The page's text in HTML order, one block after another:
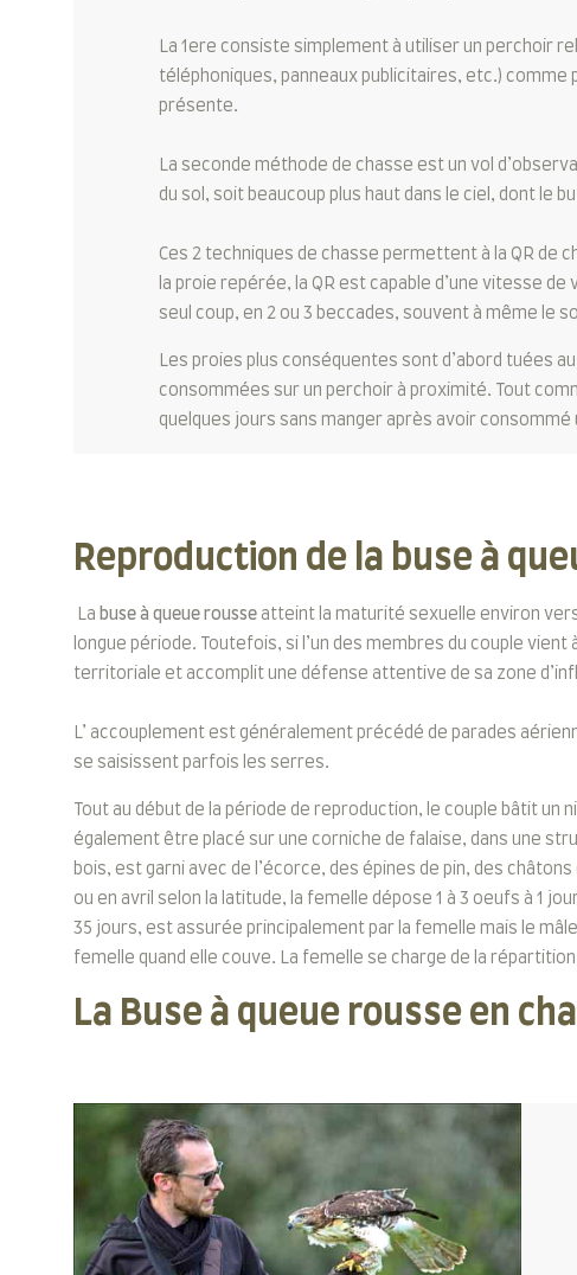
La 1ere consiste simplement à utiliser un perchoir
téléphoniques, panneaux publicitaires, etc.)
présente.
La seconde méthode de chasse est un vol
du sol, soit beaucoup plus haut dans le ciel, dont le
Ces 2 techniques de chasse permettent à la QR de
la proie repérée, la QR est capable d’une vitesse
seul coup, en 2 ou 3 beccades, souvent à même le
Les proies plus conséquentes sont d’abord tuées
consommées sur un perchoir à proximité. Tout
quelques jours sans manger après avoir
Reproduction de la buse à
La buse à queue rousse atteint la maturité sexuelle environ
longue période. Toutefois, si l’un des membres du couple
territoriale et accomplit une défense attentive de sa zone
L’ accouplement est généralement précédé de parades
se saisissent parfois les serres.
Tout au début de la période de reproduction, le couple bâtit
également être placé sur une corniche de falaise, dans une
bois, est garni avec de l’écorce, des épines de pin, des
ou en avril selon la latitude, la femelle dépose 1 à 3 oeufs à 1
35 jours, est assurée principalement par la femelle mais le
femelle quand elle couve. La femelle se charge de la
La Buse à queue rousse en